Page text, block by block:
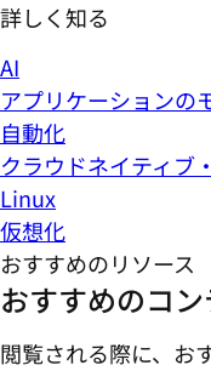
詳しく知る
AI
アプリケーションの
自動化
クラウドネイティブ
Linux
仮想化
おすすめのリソース
おすすめのコ
閲覧される際に、お